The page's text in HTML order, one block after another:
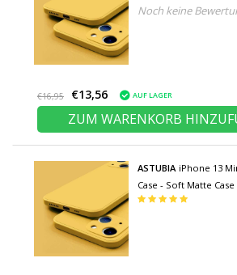
Hülle, gelb
Noch keine
€16,95 €13,56 AUF LAGER
ZUM WARENKORB
ASTUBIA iPhone 13
Case - Soft Matte